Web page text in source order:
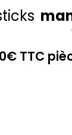
TTC